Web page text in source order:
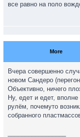
все равно на поло
More
Вчера совершенно
новом Сандеро
Объективно, ничего
Ну, едет и едет,
рулём, почемуто
собранного